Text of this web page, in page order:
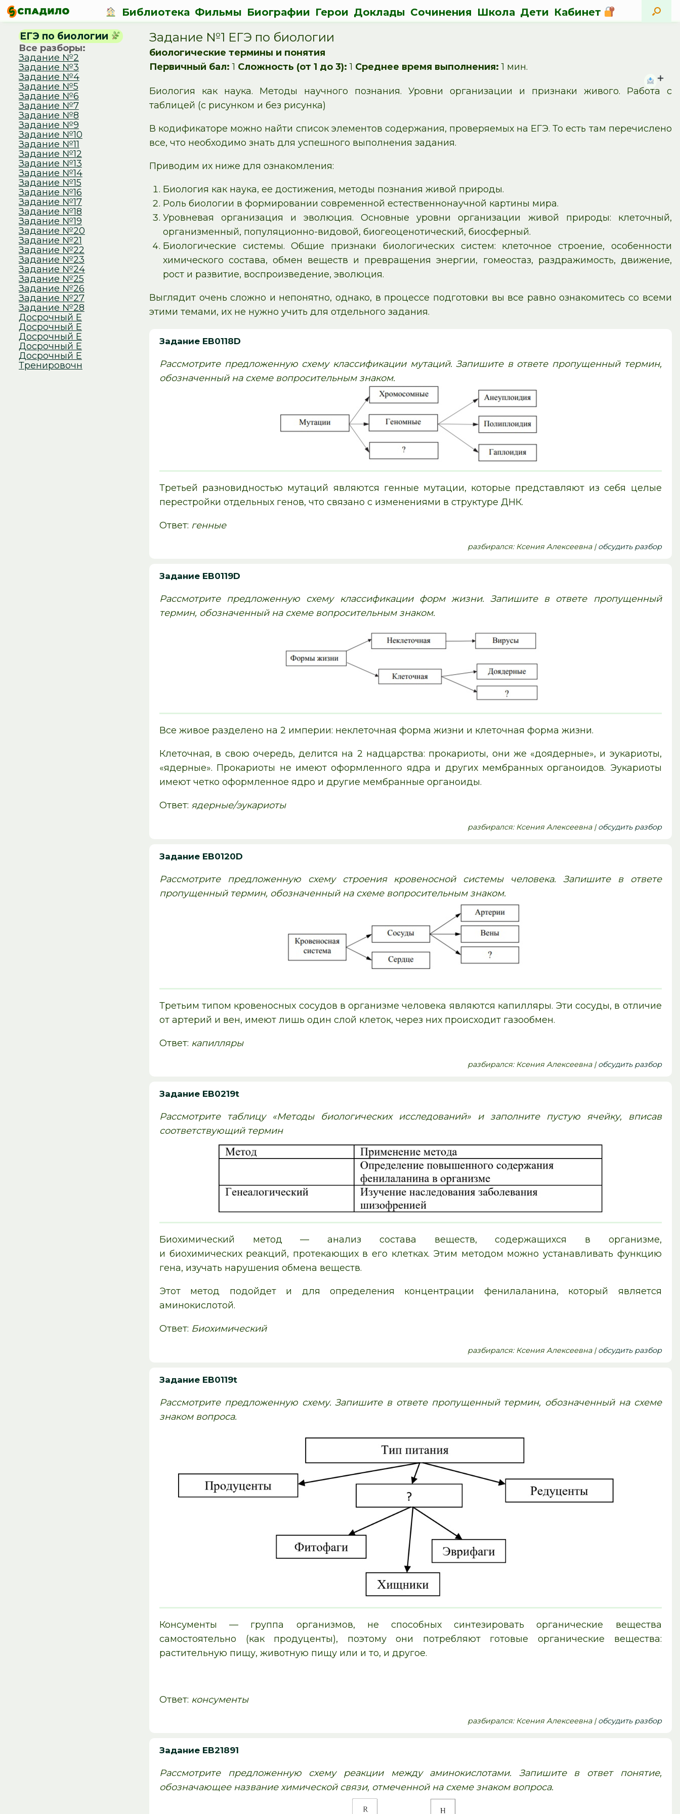
Библиотека Фильмы Биографии Герои Доклады Сочинения Школа Дети Кабинет
Задание №1 ЕГЭ по биологии
биологические термины и понятия
Первичный бал: 1 Сложность (от 1 до 3): 1 Среднее время выполнения: 1 мин.
Биология как наука. Методы научного познания. Уровни организации и признаки живого. Работа с
таблицей (с рисунком и без рисунка)
В кодификаторе можно найти список элементов содержания, проверяемых на ЕГЭ. То есть там перечислено
все, что необходимо знать для успешного выполнения задания.
Приводим их ниже для ознакомления:
Биология как наука, ее достижения, методы познания живой природы.
Роль биологии в формировании современной естественнонаучной картины мира.
Уровневая организация и эволюция. Основные уровни организации живой природы: клеточный,
организменный, популяционно-видовой, биогеоценотический, биосферный.
Биологические системы. Общие признаки биологических систем: клеточное строение, особенности
химического состава, обмен веществ и превращения энергии, гомеостаз, раздражимость, движение,
рост и развитие, воспроизведение, эволюция.
Выглядит очень сложно и непонятно, однако, в процессе подготовки вы все равно ознакомитесь со всеми
этими темами, их не нужно учить для отдельного задания.
Задание EB0118D
Рассмотрите предложенную схему классификации мутаций. Запишите в ответе пропущенный термин,
обозначенный на схеме вопросительным знаком.
Третьей разновидностью мутаций являются генные мутации, которые представляют из себя целые
перестройки отдельных генов, что связано с изменениями в структуре ДНК.
Ответ: генные
pазбирался: Ксения Алексеевна |обсудить разбор
Задание EB0119D
Рассмотрите предложенную схему классификации форм жизни. Запишите в ответе пропущенный
термин, обозначенный на схеме вопросительным знаком.
Все живое разделено на 2 империи: неклеточная форма жизни и клеточная форма жизни.
Клеточная, в свою очередь, делится на 2 надцарства: прокариоты, они же «доядерные», и эукариоты,
«ядерные». Прокариоты не имеют оформленного ядра и других мембранных органоидов. Эукариоты
имеют четко оформленное ядро и другие мембранные органоиды.
Ответ: ядерные/эукариоты
pазбирался: Ксения Алексеевна |обсудить разбор
Задание EB0120D
Рассмотрите предложенную схему строения кровеносной системы человека. Запишите в ответе
пропущенный термин, обозначенный на схеме вопросительным знаком.
Третьим типом кровеносных сосудов в организме человека являются капилляры. Эти сосуды, в отличие
от артерий и вен, имеют лишь один слой клеток, через них происходит газообмен.
Ответ: капилляры
pазбирался: Ксения Алексеевна |обсудить разбор
Задание EB0219t
Рассмотрите таблицу «Методы биологических исследований» и заполните пустую ячейку, вписав
соответствующий термин
Биохимический метод — анализ состава веществ, содержащихся в организме,
и биохимических реакций, протекающих в его клетках. Этим методом можно устанавливать функцию
гена, изучать нарушения обмена веществ.
Этот метод подойдет и для определения концентрации фенилаланина, который является
аминокислотой.
Ответ: Биохимический
pазбирался: Ксения Алексеевна |обсудить разбор
Задание EB0119t
Рассмотрите предложенную схему. Запишите в ответе пропущенный термин, обозначенный на схеме
знаком вопроса.
Консументы — группа организмов, не способных синтезировать органические вещества
самостоятельно (как продуценты), поэтому они потребляют готовые органические вещества:
растительную пищу, животную пищу или и то, и другое.
Ответ: консументы
pазбирался: Ксения Алексеевна |обсудить разбор
Задание EB21891
Рассмотрите предложенную схему реакции между аминокислотами. Запишите в ответ понятие,
обозначающее название химической связи, отмеченной на схеме знаком вопроса.
ЕГЭ по биологии
Все разборы:
Задание №2
Задание №3
Задание №4
Задание №5
Задание №6
Задание №7
Задание №8
Задание №9
Задание №10
Задание №11
Задание №12
Задание №13
Задание №14
Задание №15
Задание №16
Задание №17
Задание №18
Задание №19
Задание №20
Задание №21
Задание №22
Задание №23
Задание №24
Задание №25
Задание №26
Задание №27
Задание №28
Досрочный Е
Досрочный Е
Досрочный Е
Досрочный Е
Досрочный Е
Тренировочн